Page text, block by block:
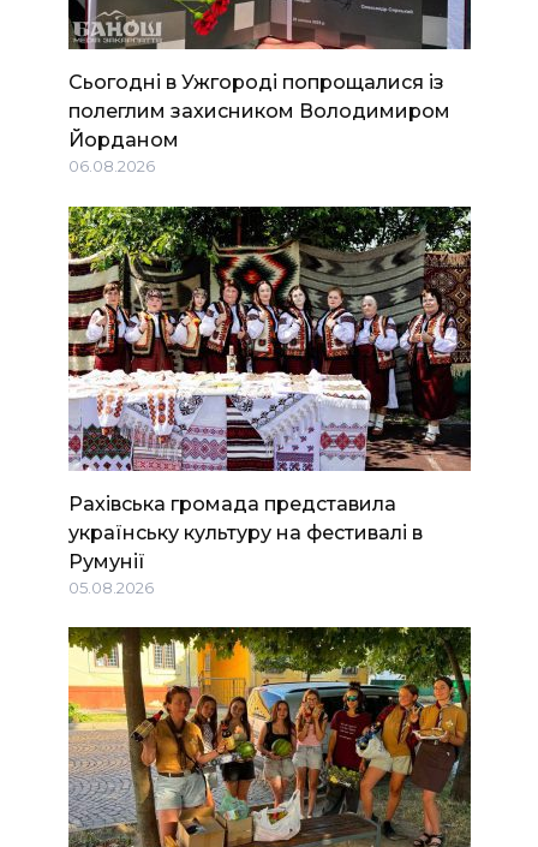
Сьогодні в Ужгороді попрощалися із
полеглим захисником Володимиром
Йорданом
06.08.2026
Рахівська громада представила
українську культуру на фестивалі в
Румунії
05.08.2026